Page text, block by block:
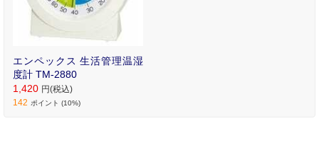
エンペックス 生活管理温湿
度計 TM‐2880
1,420 円(税込)
142 ポイント (10%)